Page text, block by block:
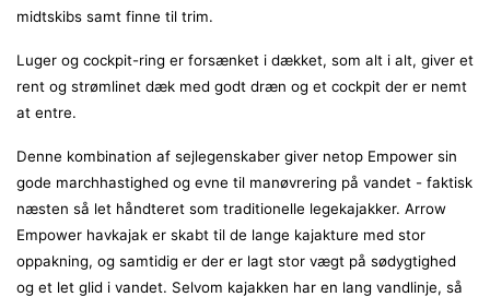
midtskibs samt finne til trim.
Luger og cockpit-ring er forsænket i dækket, som alt i alt, giver et
rent og strømlinet dæk med godt dræn og et cockpit der er nemt
at entre.
Denne kombination af sejlegenskaber giver netop Empower sin
gode marchhastighed og evne til manøvrering på vandet - faktisk
næsten så let håndteret som traditionelle legekajakker. Arrow
Empower havkajak er skabt til de lange kajakture med stor
oppakning, og samtidig er der er lagt stor vægt på sødygtighed
og et let glid i vandet. Selvom kajakken har en lang vandlinje, så